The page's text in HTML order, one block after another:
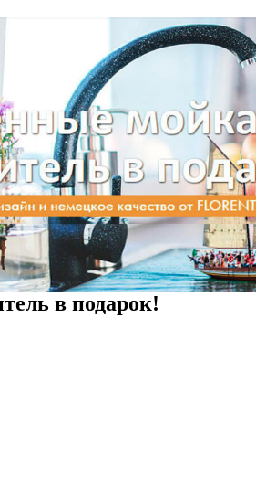
в подарок!